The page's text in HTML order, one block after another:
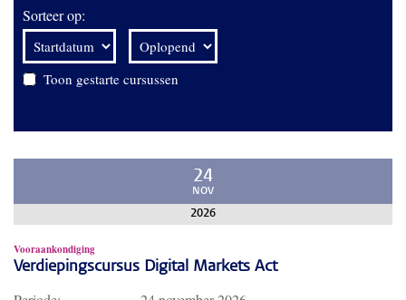
Sorteer op:
Toon gestarte cursussen
24
NOV
2026
Vooraankondiging
Verdiepingscursus Digital Markets Act